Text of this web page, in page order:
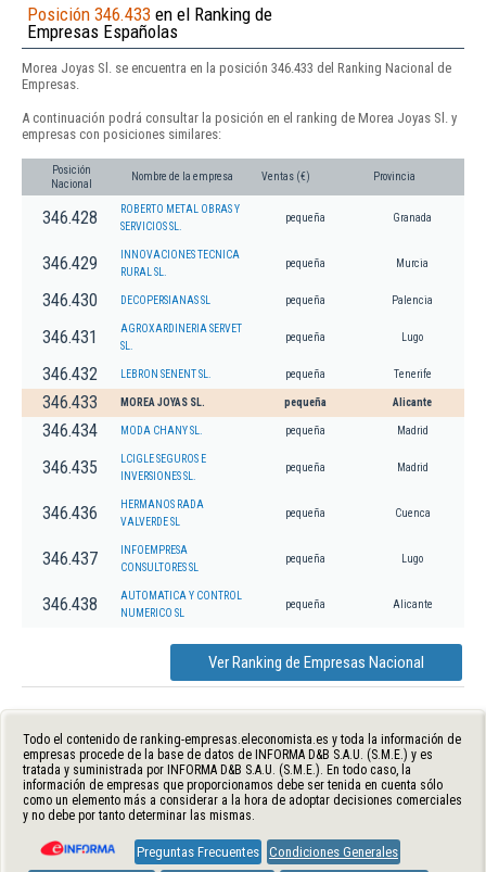
Posición 346.433 en el Ranking de
Empresas Españolas
Morea Joyas Sl. se encuentra en la posición 346.433 del Ranking Nacional de
Empresas.
A continuación podrá consultar la posición en el ranking de Morea Joyas Sl. y
empresas con posiciones similares:
Posición
Nacional
Nombre de la empresa Ventas (€) Provincia
346.428
ROBERTO METAL OBRAS Y
SERVICIOS SL.
pequeña Granada
346.429
INNOVACIONES TECNICA
RURAL SL.
pequeña Murcia
346.430 DECOPERSIANAS SL pequeña Palencia
346.431
AGROXARDINERIA SERVET
SL.
pequeña Lugo
346.432 LEBRON SENENT SL. pequeña Tenerife
346.433 MOREA JOYAS SL. pequeña Alicante
346.434 MODA CHANY SL. pequeña Madrid
346.435
LCIGLE SEGUROS E
INVERSIONES SL.
pequeña Madrid
346.436
HERMANOS RADA
VALVERDE SL
pequeña Cuenca
346.437
INFOEMPRESA
CONSULTORES SL
pequeña Lugo
346.438
AUTOMATICA Y CONTROL
NUMERICO SL
pequeña Alicante
Ver Ranking de Empresas Nacional
Todo el contenido de ranking-empresas.eleconomista.es y toda la información de
empresas procede de la base de datos de INFORMA D&B S.A.U. (S.M.E.) y es
tratada y suministrada por INFORMA D&B S.A.U. (S.M.E.). En todo caso, la
información de empresas que proporcionamos debe ser tenida en cuenta sólo
como un elemento más a considerar a la hora de adoptar decisiones comerciales
y no debe por tanto determinar las mismas.
Preguntas Frecuentes Condiciones Generales